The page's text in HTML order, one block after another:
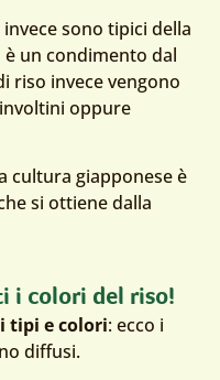
invece sono tipici della
è un condimento dal
riso invece vengono
oppure
cultura giapponese è
si ottiene dalla
i colori del riso!
tipi e colori: ecco i
diffusi.